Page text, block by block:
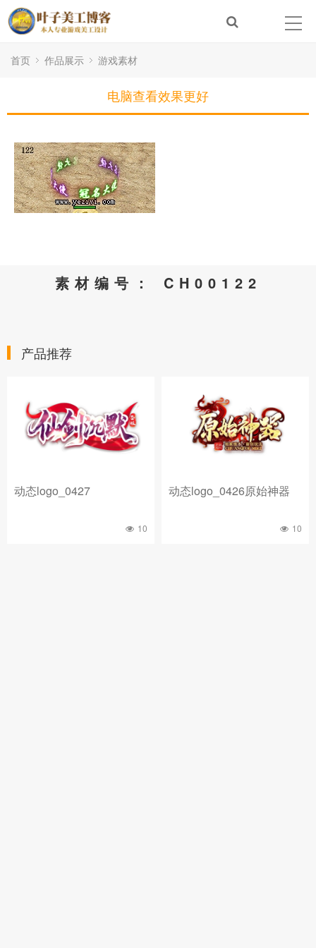
首页 作品展示 游戏素材
电脑查看效果更好
素材编号： CH00122
产品推荐
动态logo_0427
10
动态logo_0426原始神器
10